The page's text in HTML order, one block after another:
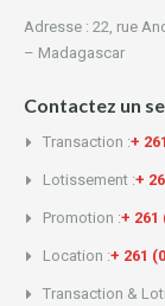
Adresse : 22, rue
– Madagascar
Contactez un
Transaction :+
Lotissement :+
Promotion :+ 261
Location :+ 261
Transaction &